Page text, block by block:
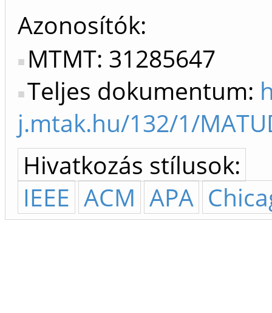
Azonosítók
MTMT: 31285647
Teljes dokumentum:
j.mtak.hu/132/1/
Hivatkozás stílusok:
IEEE ACM APA